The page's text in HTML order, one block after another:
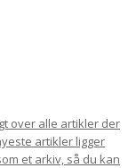
over alle artikler der
artikler ligger
et arkiv, så du kan